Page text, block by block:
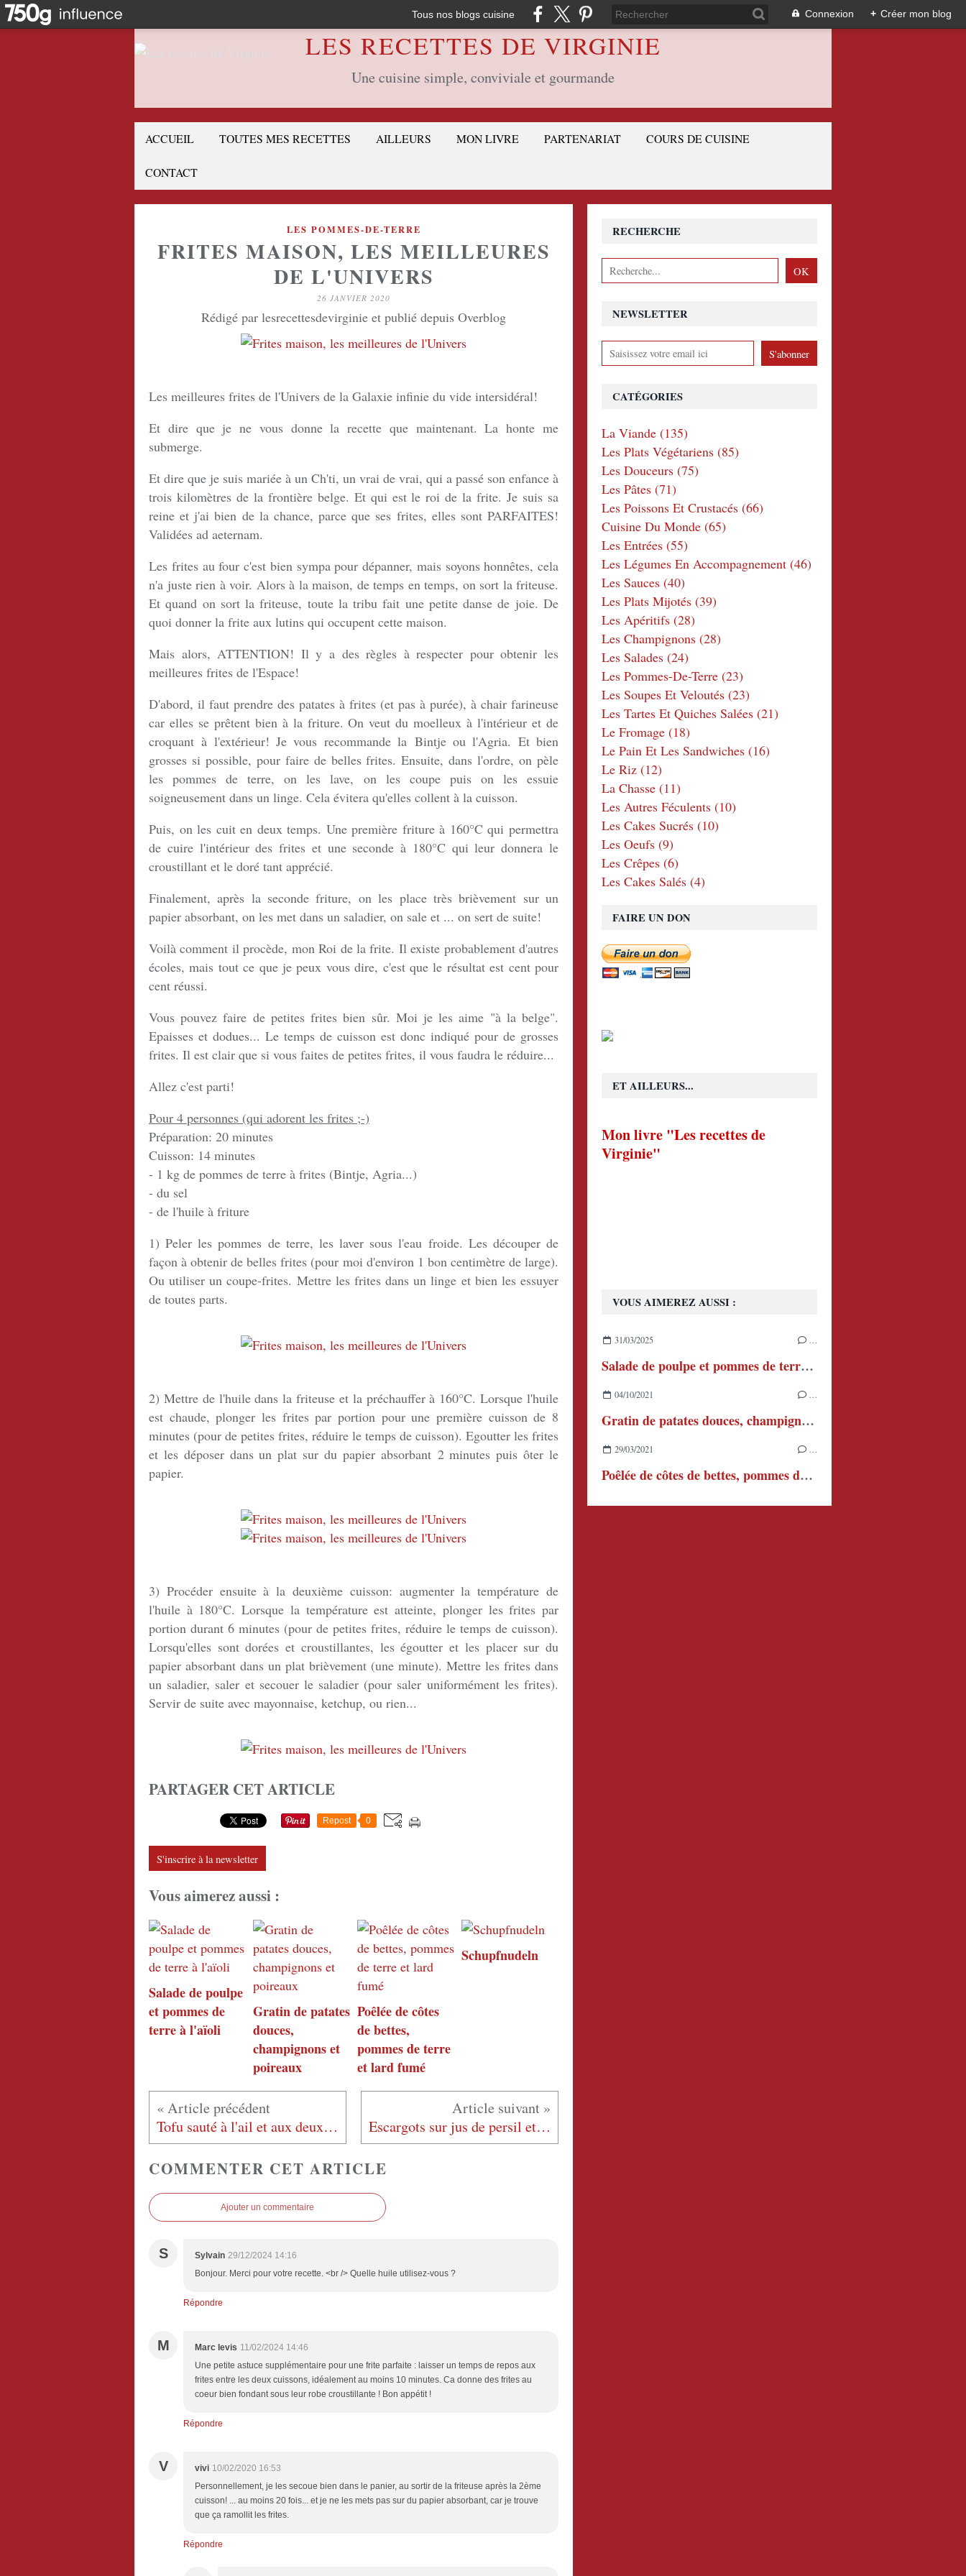
Tous nos blogs cuisine Connexion + Créer mon blog
LES RECETTES DE VIRGINIE
Une cuisine simple, conviviale et gourmande
ACCUEIL TOUTES MES RECETTES AILLEURS MON LIVRE PARTENARIAT COURS DE CUISINE
CONTACT
LES POMMES-DE-TERRE
FRITES MAISON, LES MEILLEURES
DE L'UNIVERS
26 JANVIER 2020
Rédigé par lesrecettesdevirginie et publié depuis Overblog
Les meilleures frites de l'Univers de la Galaxie infinie du vide intersidéral!
Et dire que je ne vous donne la recette que maintenant. La honte me
submerge.
Et dire que je suis mariée à un Ch'ti, un vrai de vrai, qui a passé son enfance à
trois kilomètres de la frontière belge. Et qui est le roi de la frite. Je suis sa
reine et j'ai bien de la chance, parce que ses frites, elles sont PARFAITES!
Validées ad aeternam.
Les frites au four c'est bien sympa pour dépanner, mais soyons honnêtes, cela
n'a juste rien à voir. Alors à la maison, de temps en temps, on sort la friteuse.
Et quand on sort la friteuse, toute la tribu fait une petite danse de joie. De
quoi donner la frite aux lutins qui occupent cette maison.
Mais alors, ATTENTION! Il y a des règles à respecter pour obtenir les
meilleures frites de l'Espace!
D'abord, il faut prendre des patates à frites (et pas à purée), à chair farineuse
car elles se prêtent bien à la friture. On veut du moelleux à l'intérieur et de
croquant à l'extérieur! Je vous recommande la Bintje ou l'Agria. Et bien
grosses si possible, pour faire de belles frites. Ensuite, dans l'ordre, on pèle
les pommes de terre, on les lave, on les coupe puis on les essuie
soigneusement dans un linge. Cela évitera qu'elles collent à la cuisson.
Puis, on les cuit en deux temps. Une première friture à 160°C qui permettra
de cuire l'intérieur des frites et une seconde à 180°C qui leur donnera le
croustillant et le doré tant apprécié.
Finalement, après la seconde friture, on les place très brièvement sur un
papier absorbant, on les met dans un saladier, on sale et ... on sert de suite!
Voilà comment il procède, mon Roi de la frite. Il existe probablement d'autres
écoles, mais tout ce que je peux vous dire, c'est que le résultat est cent pour
cent réussi.
Vous pouvez faire de petites frites bien sûr. Moi je les aime "à la belge".
Epaisses et dodues... Le temps de cuisson est donc indiqué pour de grosses
frites. Il est clair que si vous faites de petites frites, il vous faudra le réduire...
Allez c'est parti!
Pour 4 personnes (qui adorent les frites ;-)
Préparation: 20 minutes
Cuisson: 14 minutes
- 1 kg de pommes de terre à frites (Bintje, Agria...)
- du sel
- de l'huile à friture
1) Peler les pommes de terre, les laver sous l'eau froide. Les découper de
façon à obtenir de belles frites (pour moi d'environ 1 bon centimètre de large).
Ou utiliser un coupe-frites. Mettre les frites dans un linge et bien les essuyer
de toutes parts.
2) Mettre de l'huile dans la friteuse et la préchauffer à 160°C. Lorsque l'huile
est chaude, plonger les frites par portion pour une première cuisson de 8
minutes (pour de petites frites, réduire le temps de cuisson). Egoutter les frites
et les déposer dans un plat sur du papier absorbant 2 minutes puis ôter le
papier.
3) Procéder ensuite à la deuxième cuisson: augmenter la température de
l'huile à 180°C. Lorsque la température est atteinte, plonger les frites par
portion durant 6 minutes (pour de petites frites, réduire le temps de cuisson).
Lorsqu'elles sont dorées et croustillantes, les égoutter et les placer sur du
papier absorbant dans un plat brièvement (une minute). Mettre les frites dans
un saladier, saler et secouer le saladier (pour saler uniformément les frites).
Servir de suite avec mayonnaise, ketchup, ou rien...
PARTAGER CET ARTICLE
Repost 0
S'inscrire à la newsletter
Vous aimerez aussi :
Salade de poulpe
et pommes de
terre à l'aïoli
Gratin de patates
douces,
champignons et
poireaux
Poêlée de côtes
de bettes,
pommes de terre
et lard fumé
Schupfnudeln
Tofu sauté à l'ail et aux deux poivres Escargots sur jus de persil et crème d'ail
COMMENTER CET ARTICLE
Ajouter un commentaire
S Sylvain 29/12/2024 14:16
Bonjour. Merci pour votre recette. <br /> Quelle huile utilisez-vous ?
Répondre
M Marc levis 11/02/2024 14:46
Une petite astuce supplémentaire pour une frite parfaite : laisser un temps de repos aux
frites entre les deux cuissons, idéalement au moins 10 minutes. Ca donne des frites au
coeur bien fondant sous leur robe croustillante ! Bon appétit !
Répondre
V vivi 10/02/2020 16:53
Personnellement, je les secoue bien dans le panier, au sortir de la friteuse après la 2ème
cuisson! ... au moins 20 fois... et je ne les mets pas sur du papier absorbant, car je trouve
que ça ramollit les frites.
Répondre
NEWSLETTER
RECHERCHE
VOUS AIMEREZ AUSSI :
31/03/2025 …
Salade de poulpe et pommes de terre à l'aïoli
04/10/2021 …
Gratin de patates douces, champignons et poireaux
29/03/2021 …
Poêlée de côtes de bettes, pommes de terre et lard fumé
CATÉGORIES
La Viande (135)
Les Plats Végétariens (85)
Les Douceurs (75)
Les Pâtes (71)
Les Poissons Et Crustacés (66)
Cuisine Du Monde (65)
Les Entrées (55)
Les Légumes En Accompagnement (46)
Les Sauces (40)
Les Plats Mijotés (39)
Les Apéritifs (28)
Les Champignons (28)
Les Salades (24)
Les Pommes-De-Terre (23)
Les Soupes Et Veloutés (23)
Les Tartes Et Quiches Salées (21)
Le Fromage (18)
Le Pain Et Les Sandwiches (16)
Le Riz (12)
La Chasse (11)
Les Autres Féculents (10)
Les Cakes Sucrés (10)
Les Oeufs (9)
Les Crêpes (6)
Les Cakes Salés (4)
FAIRE UN DON
ET AILLEURS...
Mon livre "Les recettes de
Virginie"